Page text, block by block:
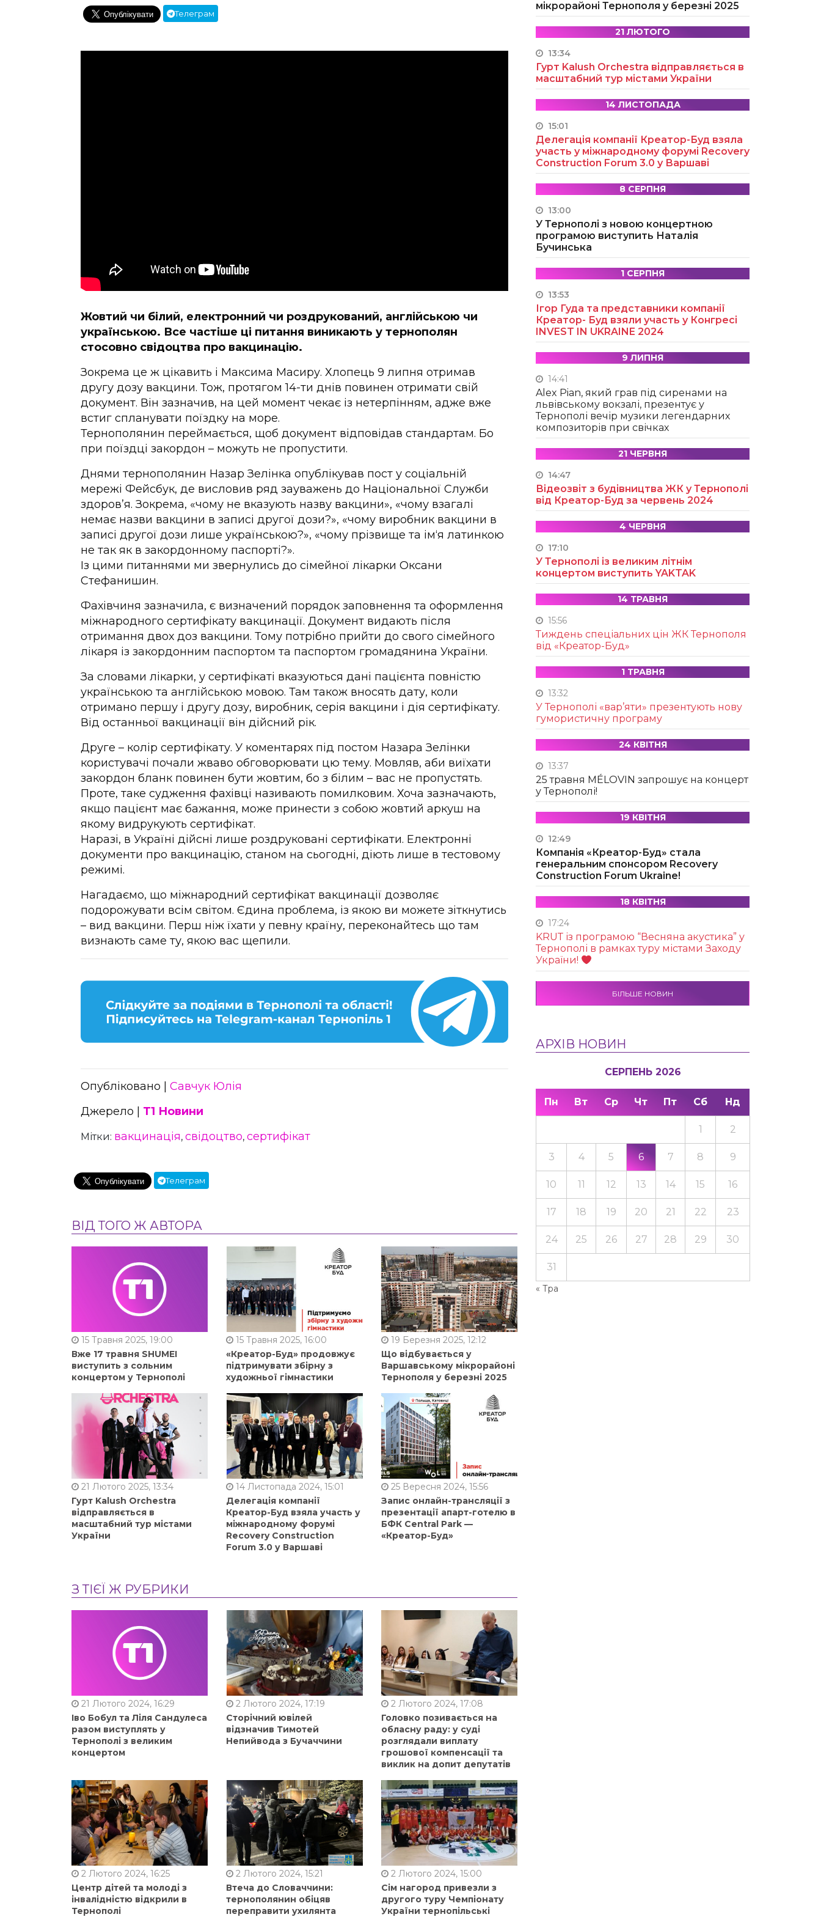
Телеграм
Жовтий чи білий, електронний чи роздрукований, англійською чи
українською. Все частіше ці питання виникають у тернополян
стосовно свідоцтва про вакцинацію.
Зокрема це ж цікавить і Максима Масиру. Хлопець 9 липня отримав
другу дозу вакцини. Тож, протягом 14-ти днів повинен отримати свій
документ. Він зазначив, на цей момент чекає із нетерпінням, адже вже
встиг спланувати поїздку на море.
Тернополянин переймається, щоб документ відповідав стандартам. Бо
при поїздці закордон – можуть не пропустити.
Днями тернополянин Назар Зелінка опублікував пост у соціальній
мережі Фейсбук, де висловив ряд зауважень до Національної Служби
здоров’я. Зокрема, «чому не вказують назву вакцини», «чому взагалі
немає назви вакцини в записі другої дози?», «чому виробник вакцини в
записі другої дози лише українською?», «чому прізвище та ім‘я латинкою
не так як в закордонному паспорті?».
Із цими питаннями ми звернулись до сімейної лікарки Оксани
Стефанишин.
Фахівчиня зазначила, є визначений порядок заповнення та оформлення
міжнародного сертифікату вакцинації. Документ видають після
отримання двох доз вакцини. Тому потрібно прийти до свого сімейного
лікаря із закордонним паспортом та паспортом громадянина України.
За словами лікарки, у сертифікаті вказуються дані пацієнта повністю
українською та англійською мовою. Там також вносять дату, коли
отримано першу і другу дозу, виробник, серія вакцини і дія сертифікату.
Від останньої вакцинації він дійсний рік.
Друге – колір сертифікату. У коментарях під постом Назара Зелінки
користувачі почали жваво обговорювати цю тему. Мовляв, аби виїхати
закордон бланк повинен бути жовтим, бо з білим – вас не пропустять.
Проте, таке судження фахівці називають помилковим. Хоча зазначають,
якщо пацієнт має бажання, може принести з собою жовтий аркуш на
якому видрукують сертифікат.
Наразі, в Україні дійсні лише роздруковані сертифікати. Електронні
документи про вакцинацію, станом на сьогодні, діють лише в тестовому
режимі.
Нагадаємо, що міжнародний сертифікат вакцинації дозволяє
подорожувати всім світом. Єдина проблема, із якою ви можете зіткнутись
– вид вакцини. Перш ніж їхати у певну країну, переконайтесь що там
визнають саме ту, якою вас щепили.
Опубліковано | Савчук Юлія
Джерело | Т1 Новини
Мітки: вакцинація, свідоцтво, сертифікат
Телеграм
ВІД ТОГО Ж АВТОРА
15 Травня 2025, 19:00
Вже 17 травня SHUMEI
виступить з сольним
концертом у Тернополі
15 Травня 2025, 16:00
«Креатор-Буд» продовжує
підтримувати збірну з
художньої гімнастики
19 Березня 2025, 12:12
Що відбувається у
Варшавському мікрорайоні
Тернополя у березні 2025
21 Лютого 2025, 13:34
Гурт Kalush Orchestra
відправляється в
масштабний тур містами
України
14 Листопада 2024, 15:01
Делегація компанії
Креатор-Буд взяла участь у
міжнародному форумі
Recovery Construction
Forum 3.0 у Варшаві
25 Вересня 2024, 15:56
Запис онлайн-трансляції з
презентації апарт-готелю в
БФК Central Park —
«Креатор-Буд»
З ТІЄЇ Ж РУБРИКИ
21 Лютого 2024, 16:29
Іво Бобул та Ліля Сандулеса
разом виступлять у
Тернополі з великим
концертом
2 Лютого 2024, 17:19
Сторічний ювілей
відзначив Тимотей
Непийвода з Бучаччини
2 Лютого 2024, 17:08
Головко позивається на
обласну раду: у суді
розглядали виплату
грошової компенсації та
виклик на допит депутатів
2 Лютого 2024, 16:25
Центр дітей та молоді з
інвалідністю відкрили в
Тернополі
2 Лютого 2024, 15:21
Втеча до Словаччини:
тернополянин обіцяв
переправити ухилянта
2 Лютого 2024, 15:00
Сім нагород привезли з
другого туру Чемпіонату
України тернопільські
мікрорайоні Тернополя у березні 2025
21 ЛЮТОГО
13:34
Гурт Kalush Orchestra відправляється в
масштабний тур містами України
14 ЛИСТОПАДА
15:01
Делегація компанії Креатор-Буд взяла
участь у міжнародному форумі Recovery
Construction Forum 3.0 у Варшаві
8 СЕРПНЯ
13:00
У Тернополі з новою концертною
програмою виступить Наталія
Бучинська
1 СЕРПНЯ
13:53
Ігор Гуда та представники компанії
Креатор- Буд взяли участь у Конгресі
INVEST IN UKRAINE 2024
9 ЛИПНЯ
14:41
Alex Pian, який грав під сиренами на
львівському вокзалі, презентує у
Тернополі вечір музики легендарних
композиторів при свічках
21 ЧЕРВНЯ
14:47
Відеозвіт з будівництва ЖК у Тернополі
від Креатор-Буд за червень 2024
4 ЧЕРВНЯ
17:10
У Тернополі із великим літнім
концертом виступить YAKTAK
14 ТРАВНЯ
15:56
Тиждень спеціальних цін ЖК Тернополя
від «Креатор-Буд»
1 ТРАВНЯ
13:32
У Тернополі «вар’яти» презентують нову
гумористичну програму
24 КВІТНЯ
13:37
25 травня MÉLOVIN запрошує на концерт
у Тернополі!
19 КВІТНЯ
12:49
Компанія «Креатор-Буд» стала
генеральним спонсором Recovery
Construction Forum Ukraine!
18 КВІТНЯ
17:24
KRUТ із програмою “Весняна акустика” у
Тернополі в рамках туру містами Заходу
України!
БІЛЬШЕ НОВИН
АРХІВ НОВИН
СЕРПЕНЬ 2026
Пн Вт Ср Чт Пт Сб Нд
« Тра
1 2
3 4 5 6 7 8 9
10 11 12 13 14 15 16
17 18 19 20 21 22 23
24 25 26 27 28 29 30
31